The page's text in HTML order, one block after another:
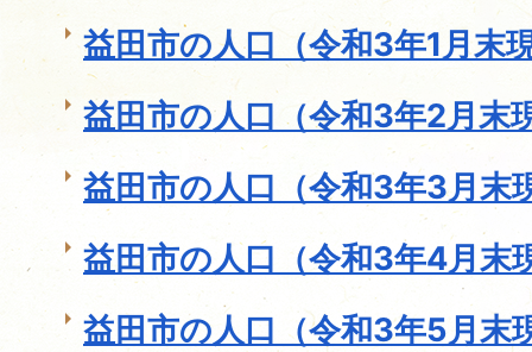
益田市の人口（令和3年1月末
益田市の人口（令和3年2月末
益田市の人口（令和3年3月末
益田市の人口（令和3年4月末
益田市の人口（令和3年5月末